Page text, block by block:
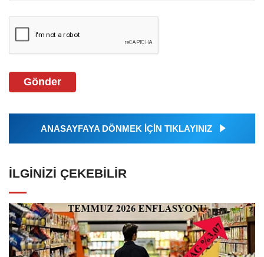
Gönder
ANASAYFAYA DÖNMEK İÇİN TIKLAYINIZ
İLGINIZI ÇEKEBILIR